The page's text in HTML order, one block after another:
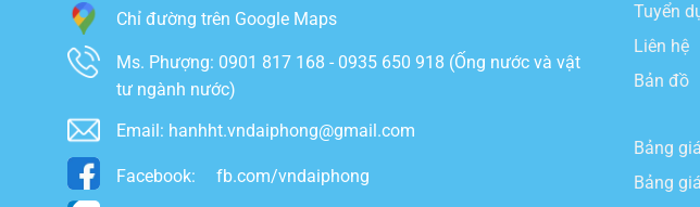
Chỉ đường trên Google Maps
Ms. Phượng: 0901 817 168 - 0935 650 918 (Ống nước và vật
tư ngành nước)
Email: hanhht.vndaiphong@gmail.com
Facebook: fb.com/vndaiphong
Tuyển
Liên hệ
Bản đồ
Bảng
Bảng